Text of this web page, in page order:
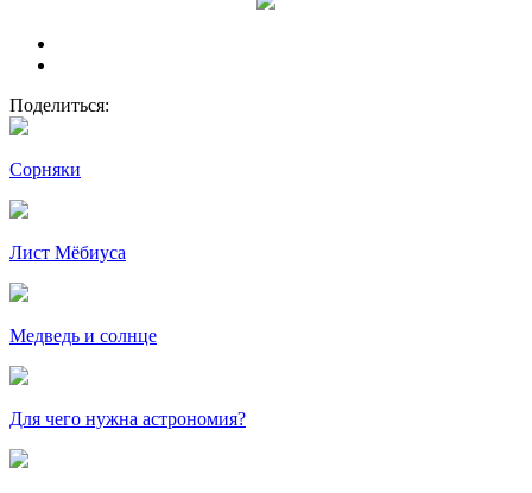
Поделиться:
Сорняки
Лист Мёбиуса
Медведь и солнце
Для чего нужна астрономия?